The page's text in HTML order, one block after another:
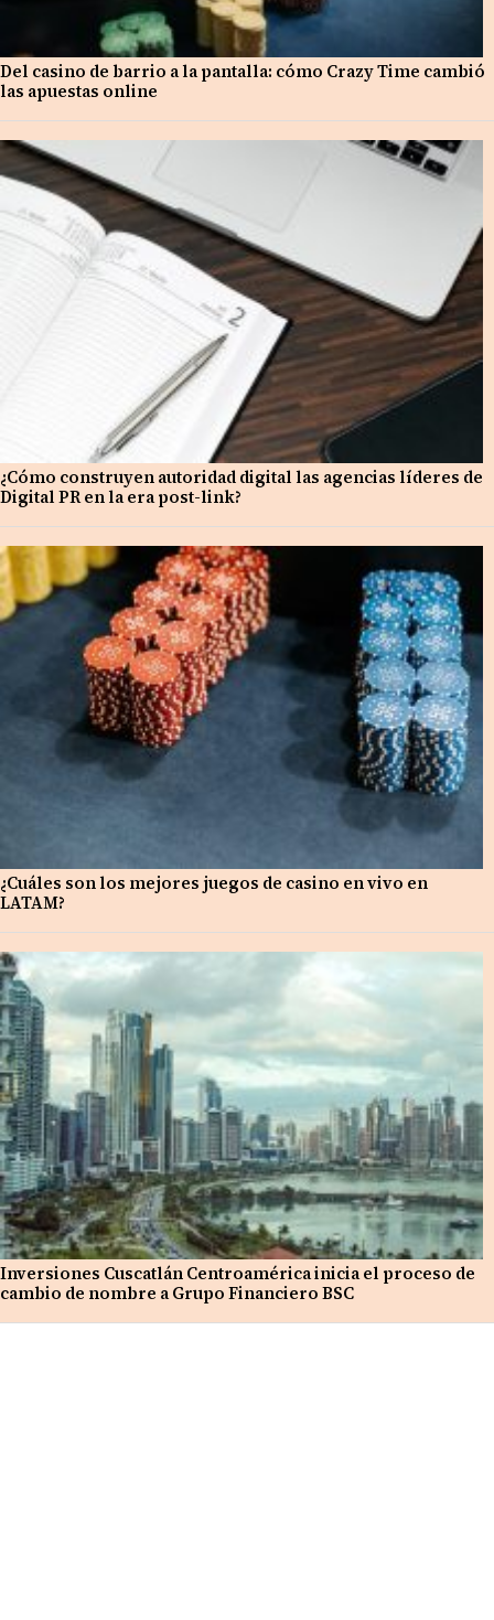
Del casino de barrio a la pantalla: cómo Crazy Time cambió
las apuestas online
¿Cómo construyen autoridad digital las agencias líderes de
Digital PR en la era post-link?
¿Cuáles son los mejores juegos de casino en vivo en
LATAM?
Inversiones Cuscatlán Centroamérica inicia el proceso de
cambio de nombre a Grupo Financiero BSC